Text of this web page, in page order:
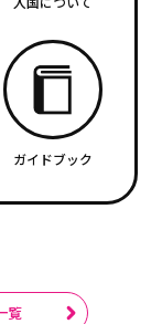
ガイドブック
覧